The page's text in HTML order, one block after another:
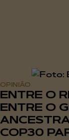
OPINIÃO
ENTRE O
ENTRE O
COP30